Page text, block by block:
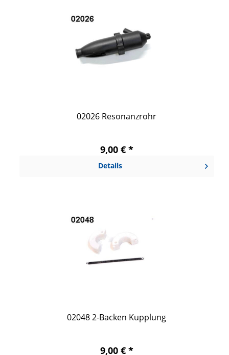
02026 Resonanzrohr
9,00 € *
Details
02048 2-Backen Kupplung
9,00 € *